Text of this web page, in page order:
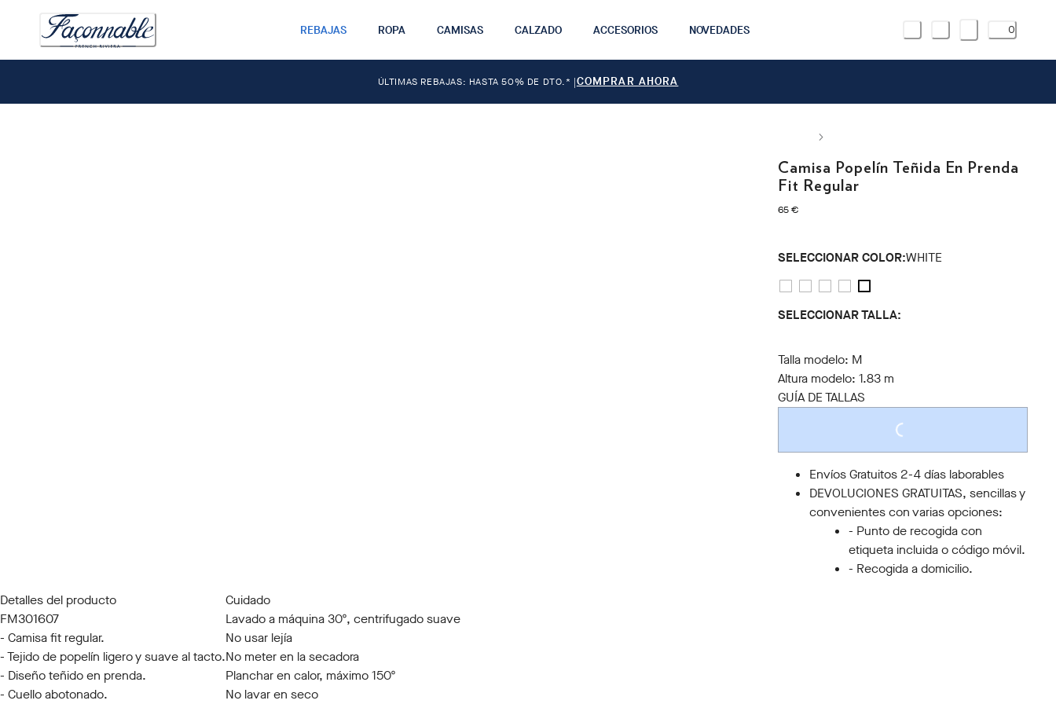
REBAJAS ROPA CAMISAS CALZADO ACCESORIOS NOVEDADES 0
ÚLTIMAS REBAJAS: HASTA 50% DE DTO.* |COMPRAR AHORA
Camisa Popelín Teñida En Prenda
Fit Regular
65 €
precio actual 65 €
SELECCIONAR COLOR:WHITE
SELECCIONAR TALLA:
Talla modelo: M
Altura modelo:1.83 m
GUÍA DE TALLAS
LOADING...
Envíos Gratuitos 2-4 días laborables
DEVOLUCIONES GRATUITAS, sencillas y
convenientes con varias opciones:
- Punto de recogida con
etiqueta incluida o código móvil.
- Recogida a domicilio.
Detalles del producto
FM301607
- Camisa fit regular.
- Tejido de popelín ligero y suave al tacto.
- Diseño teñido en prenda.
- Cuello abotonado.
Cuidado
Lavado a máquina 30º, centrifugado suave
No usar lejía
No meter en la secadora
Planchar en calor, máximo 150º
No lavar en seco